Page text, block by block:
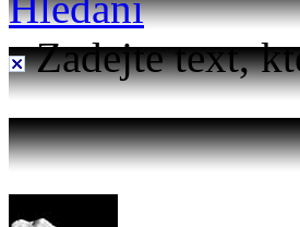
Zadejte text,